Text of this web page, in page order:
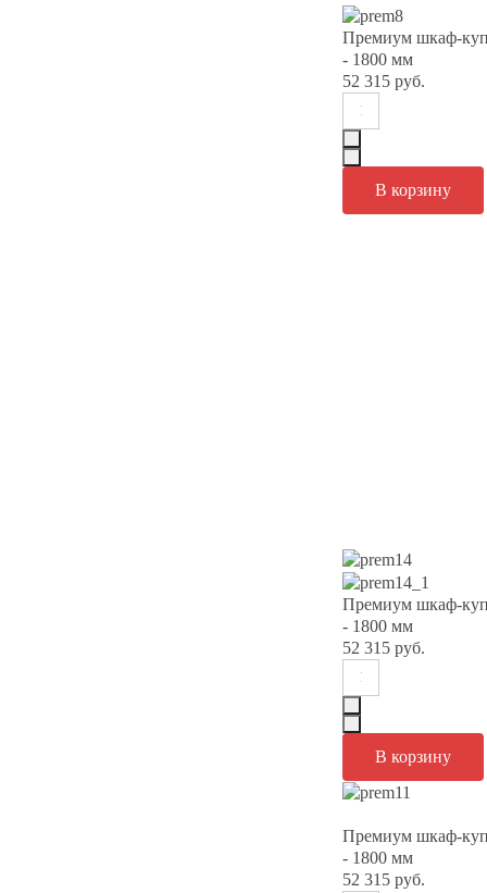
Премиум шкаф-
- 1800 мм
52 315 руб.
Премиум шкаф-
- 1800 мм
52 315 руб.
Премиум шкаф-
- 1800 мм
52 315 руб.